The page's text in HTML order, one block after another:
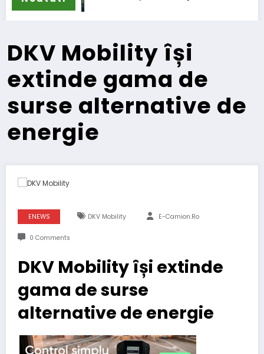
DKV Mobility își
extinde gama de
surse alternative de
energie
ENEWS DKV Mobility E-Camion.ro
0 Comments
DKV Mobility își extinde
gama de surse
alternative de energie